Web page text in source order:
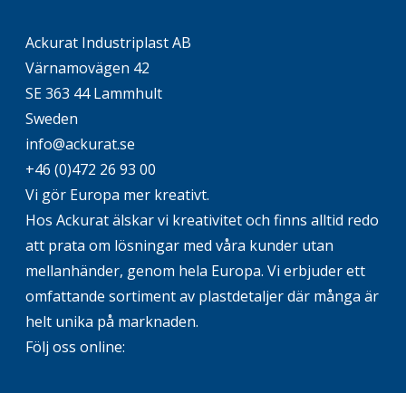
Ackurat Industriplast AB
Värnamovägen 42
SE 363 44 Lammhult
Sweden
info@ackurat.se
+46 (0)472 26 93 00
Vi gör Europa mer kreativt.
Hos Ackurat älskar vi kreativitet och finns alltid redo
att prata om lösningar med våra kunder utan
mellanhänder, genom hela Europa. Vi erbjuder ett
omfattande sortiment av plastdetaljer där många är
helt unika på marknaden.
Följ oss online: